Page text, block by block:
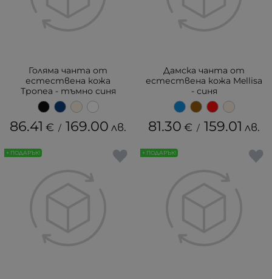
Голяма чанта от
естествена кожа
Тропеа - тъмно синя
86.41 € / 169.00 лв.
Дамска чанта от
естествена кожа Mellisa
- синя
81.30 € / 159.01 лв.
+ ПОДАРЪК! + ПОДАРЪК!